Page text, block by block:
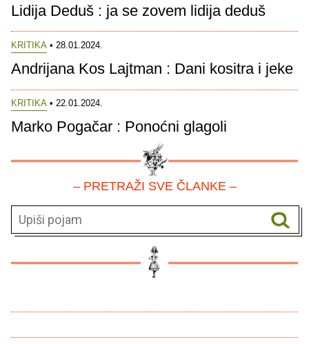
Lidija Deduš : ja se zovem lidija deduš
KRITIKA • 28.01.2024.
Andrijana Kos Lajtman : Dani kositra i jeke
KRITIKA • 22.01.2024.
Marko Pogačar : Ponoćni glagoli
– PRETRAŽI SVE ČLANKE –